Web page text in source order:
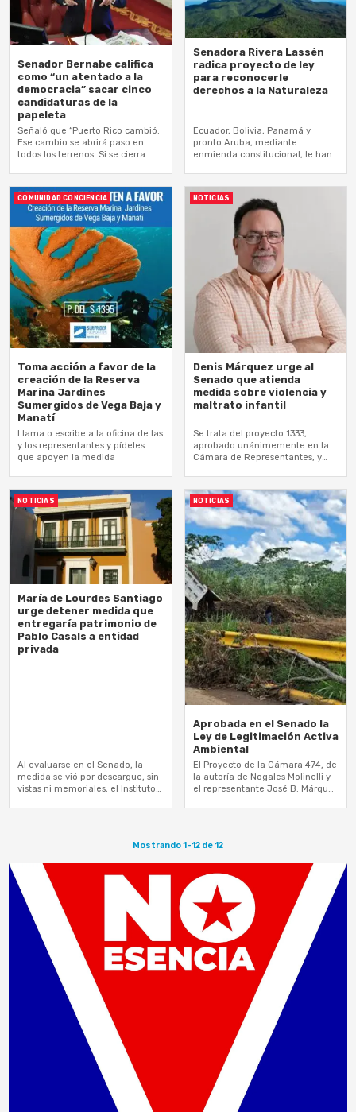
Senador Bernabe califica
como “un atentado a la
democracia” sacar cinco
candidaturas de la
papeleta
Señaló que “Puerto Rico cambió.
Ese cambio se abrirá paso en
todos los terrenos. Si se cierra
Senadora Rivera Lassén
radica proyecto de ley
para reconocerle
derechos a la Naturaleza
Ecuador, Bolivia, Panamá y
pronto Aruba, mediante
enmienda constitucional, le han
naturaleza
COMUNIDAD CONCIENCIA
Toma acción a favor de la
creación de la Reserva
Marina Jardines
Sumergidos de Vega Baja y
Manatí
Llama o escribe a la oficina de las
y los representantes y pídeles
que apoyen la medida
NOTICIAS
Denis Márquez urge al
Senado que atienda
medida sobre violencia y
maltrato infantil
Se trata del proyecto 1333,
aprobado unánimemente en la
Cámara de Representantes, y
NOTICIAS
María de Lourdes Santiago
urge detener medida que
entregaría patrimonio de
Pablo Casals a entidad
privada
Al evaluarse en el Senado, la
medida se vió por descargue, sin
vistas ni memoriales; el Instituto
NOTICIAS
Aprobada en el Senado la
Ley de Legitimación Activa
Ambiental
El Proyecto de la Cámara 474, de
la autoría de Nogales Molinelli y
el representante José B. Márquez
Mostrando 1-12 de 12